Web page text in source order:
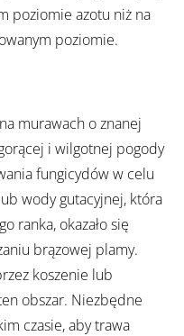
poziomie azotu niż na
poziomie.
murawach o znanej
i wilgotnej pogody
fungicydów w celu
wody gutacyjnej, która
ranka, okazało się
brązowej plamy.
koszenie lub
obszar. Niezbędne
czasie, aby trawa